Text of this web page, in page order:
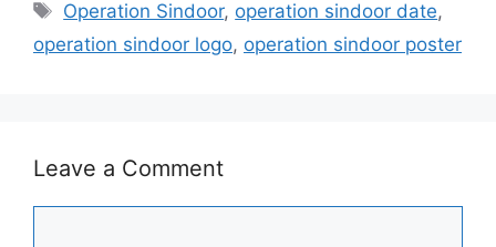
Tags
Operation Sindoor, operation sindoor date,
operation sindoor logo, operation sindoor poster
Leave a Comment